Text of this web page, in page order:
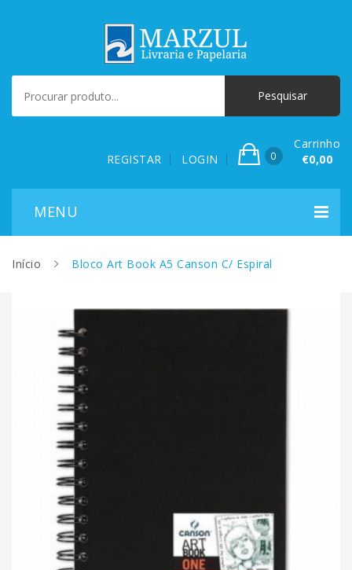
REGISTAR LOGIN 0
Carrinho
€0,00
Início Bloco Art Book A5 Canson C/ Espiral